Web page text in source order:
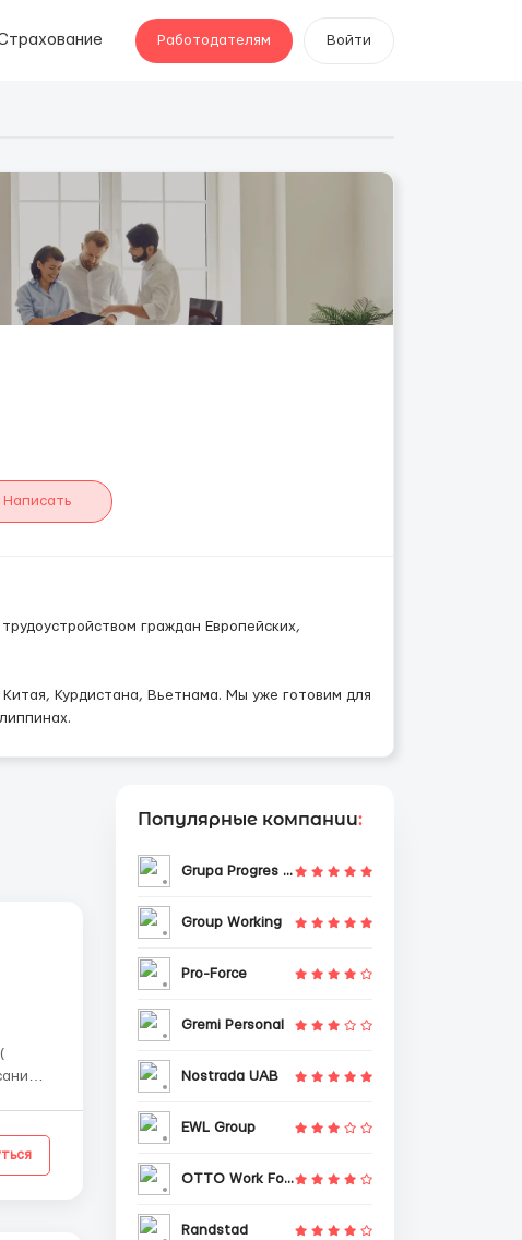
Работодателям Войти
Написать
граждан Европейских,
Курдистана, Вьетнама. Мы уже готовим для
Популярные компании:
Grupa Progres Sp. z o.o.
Group Working
Pro-Force
Gremi Personal
Nostrada UAB
EWL Group
OTTO Work Force
Randstad